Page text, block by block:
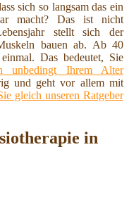
sich so langsam das ein
macht? Das ist nicht
stellt sich der
bauen ab. Ab 40
Das bedeutet, Sie
unbedingt Ihrem Alter
und geht vor allem mit
gleich unseren Ratgeber
in